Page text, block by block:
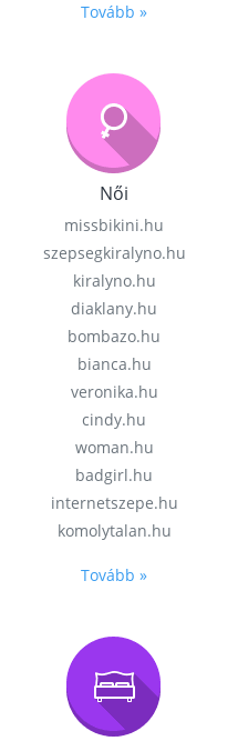
Tovább »
Női
missbikini.hu
szepsegkiralyno.hu
kiralyno.hu
diaklany.hu
bombazo.hu
bianca.hu
veronika.hu
cindy.hu
woman.hu
badgirl.hu
internetszepe.hu
komolytalan.hu
Tovább »